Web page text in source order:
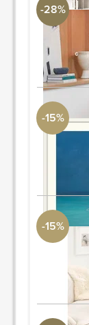
-28%Moon
61.5"H x
PIDE Y
-15%Tecoma
-15%Amneet
PIDE